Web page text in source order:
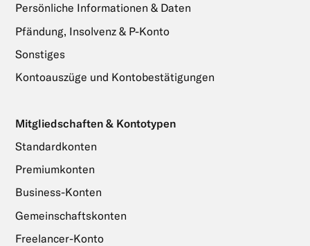
Persönliche Informationen & Daten
Pfändung, Insolvenz & P-Konto
Sonstiges
Kontoauszüge und Kontobestätigungen
Mitgliedschaften & Kontotypen
Standardkonten
Premiumkonten
Business-Konten
Gemeinschaftskonten
Freelancer-Konto